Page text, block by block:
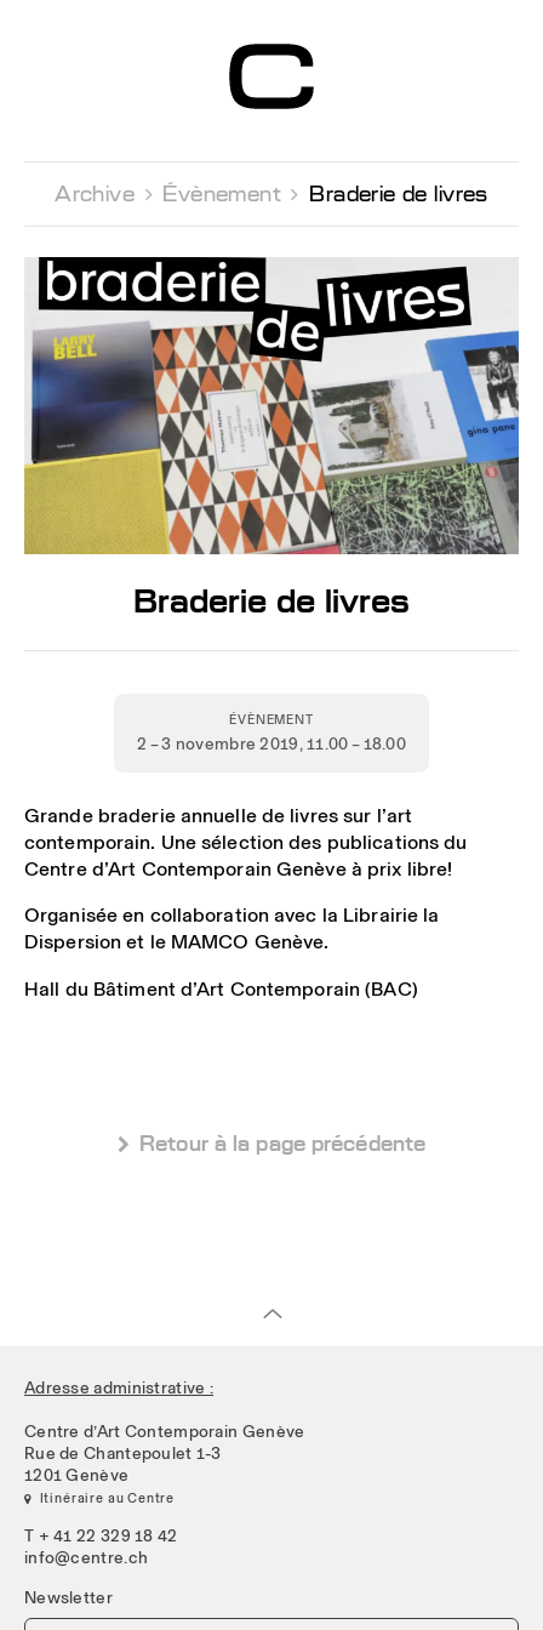
Contemporain
Genève
Archive  Évènement  Braderie de livres
Braderie de livres
ÉVÈNEMENT
2 – 3 novembre 2019, 11.00 – 18.00
Grande braderie annuelle de livres sur l’art
contemporain. Une sélection des publications du
Centre d’Art Contemporain Genève à prix libre!
Organisée en collaboration avec la Librairie la
Dispersion et le MAMCO Genève.
Hall du Bâtiment d’Art Contemporain (BAC)
 Retour à la page précédente
Adresse administrative :
Centre d’Art Contemporain Genève
Rue de Chantepoulet 1-3
1201 Genève
 Itinéraire au Centre
T + 41 22 329 18 42
info@centre.ch
Newsletter